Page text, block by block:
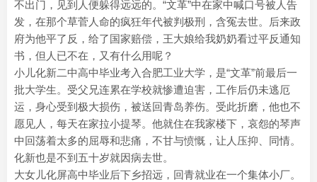
不出门，见到人便躲得远远的。“文革”中在家中喊口号被人告
发，在那个草菅人命的疯狂年代被判极刑，含冤去世。后来政
府为他平了反，给了国家赔偿，王大娘给我奶奶看过平反通知
书，但人已不在，又有什么用呢？
小儿化新二中高中毕业考入合肥工业大学，是“文革”前最后一
批大学生。受父兄连累在学校就惨遭迫害，工作后仍未逃厄
运，身心受到极大损伤，被送回青岛养伤。受此折磨，他也不
愿见人，每天在家拉小提琴。他就住在我家楼下，哀怨的琴声
中回荡着太多的屈辱和悲痛，不甘与愤慨，让人压抑、同情。
化新也是不到五十岁就因病去世。
大女儿化屏高中毕业后下乡招远，回青就业在一个集体小厂。